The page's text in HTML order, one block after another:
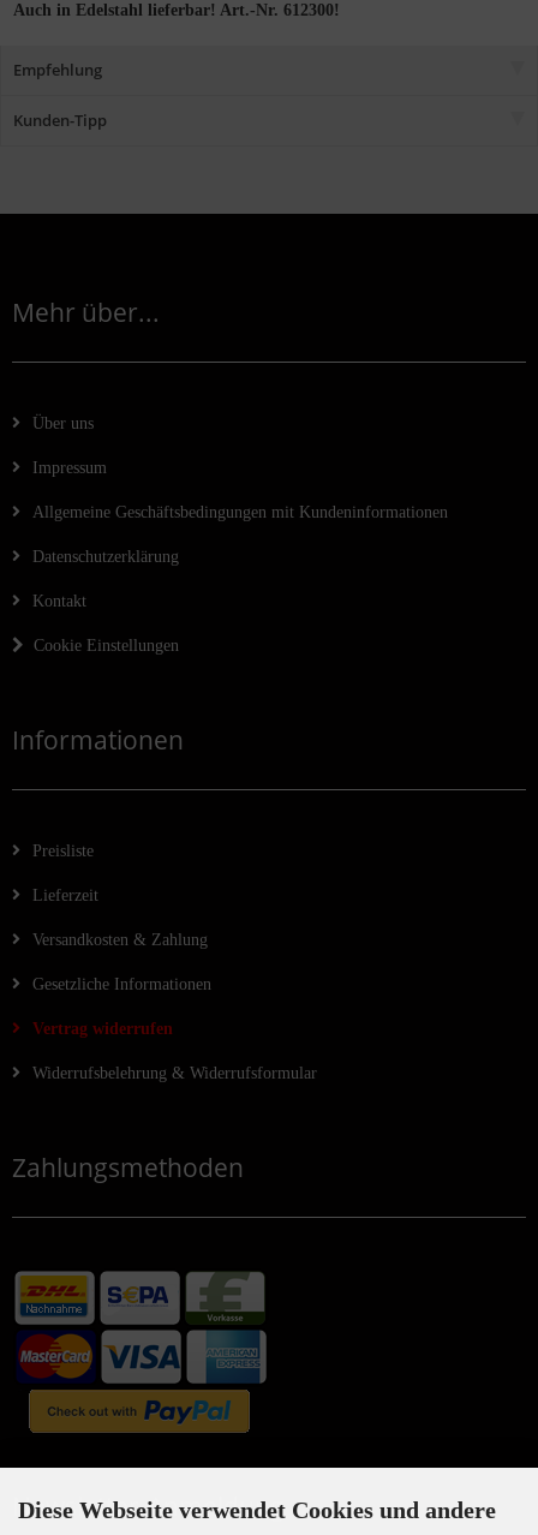
Auch in Edelstahl lieferbar! Art.-Nr. 612300!
Empfehlung
Kunden-Tipp
Mehr über...
Über uns
Impressum
Allgemeine Geschäftsbedingungen mit Kundeninformationen
Datenschutzerklärung
Kontakt
Cookie Einstellungen
Informationen
Preisliste
Lieferzeit
Versandkosten & Zahlung
Gesetzliche Informationen
Vertrag widerrufen
Widerrufsbelehrung & Widerrufsformular
Zahlungsmethoden
Newsletter-Anmeldung
Diese Webseite verwendet Cookies und andere